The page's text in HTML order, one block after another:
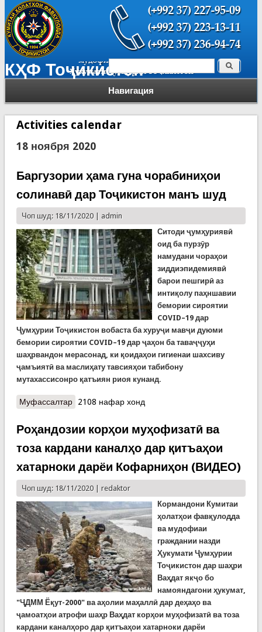
КҲФ Тоҷикистон
Навигация
Форма поиска Поиск
Activities calendar
18 ноября 2020
Баргузории ҳама гуна чорабиниҳои
солинавӣ дар Тоҷикистон манъ шуд
Чоп шуд: 18/11/2020 | admin
Ситоди ҷумҳуриявӣ
оид ба пурзӯр
намудани чораҳои
зиддиэпидемиявӣ
барои пешгирӣ аз
интиқолу паҳншавии
бемории сироятии
COVID–19 дар
Ҷумҳурии Тоҷикистон вобаста ба хуруҷи мавҷи дуюми
бемории сироятии COVID–19 дар ҷаҳон ба таваҷҷуҳи
шаҳрвандон мерасонад, ки қоидаҳои гигиенаи шахсиву
ҷамъиятӣ ва маслиҳату тавсияҳои табибону
мутахассисонро қатъиян риоя кунанд.
Муфассалтаро Баргузории ҳама гуна чорабиниҳои солинавӣ
2108 нафар хонд
Роҳандозии корҳои муҳофизатӣ ва
тоза кардани каналҳо дар қитъаҳои
хатарноки дарёи Кофарниҳон (ВИДЕО)
Чоп шуд: 18/11/2020 | redaktor
Кормандони Кумитаи
ҳолатҳои фавқулодда
ва мудофиаи
граждании назди
Ҳукумати Ҷумҳурии
Тоҷикистон дар шаҳри
Ваҳдат якҷо бо
намояндагони ҳукумат,
"ҶДММ Ёқут-2000" ва аҳолии маҳаллӣ дар деҳаҳо ва
ҷамоатҳои атрофи шаҳр Ваҳдат корҳои муҳофизатӣ ва тоза
кардани каналҳоро дар қитъаҳои хатарноки дарёи